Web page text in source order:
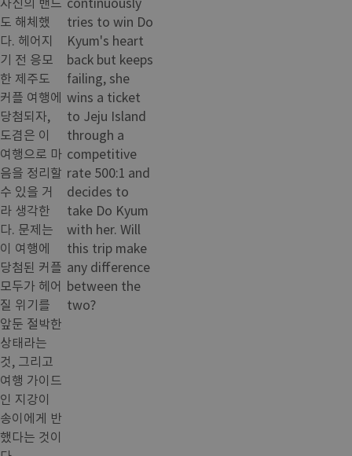
도 해체했
다. 헤어지
기 전 응모
한 제주도
커플 여행에
당첨되자,
도겸은 이
여행으로 마
음을 정리할
수 있을 거
라 생각한
다. 문제는
이 여행에
당첨된 커플
모두가 헤어
질 위기를
앞둔 절박한
상태라는
것, 그리고
여행 가이드
인 지강이
송이에게 반
했다는 것이
tries to win Do
Kyum's heart
back but keeps
failing, she
wins a ticket
to Jeju Island
through a
competitive
rate 500:1 and
decides to
take Do Kyum
with her. Will
this trip make
any difference
between the
two?